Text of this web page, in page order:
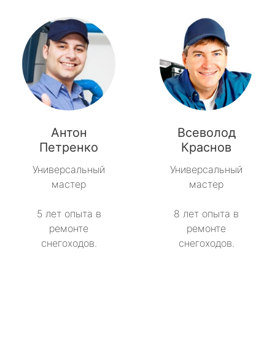
Антон
Петренко
Универсальный
мастер
5 лет опыта в
ремонте
снегоходов.
Всеволод
Краснов
Универсальный
мастер
8 лет опыта в
ремонте
снегоходов.